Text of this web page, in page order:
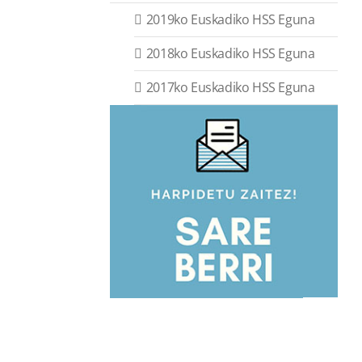
2019ko Euskadiko HSS Eguna
2018ko Euskadiko HSS Eguna
2017ko Euskadiko HSS Eguna